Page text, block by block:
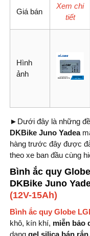
Giá bán
Xem chi
tiết
Hình
ảnh
►Dưới đây là những
DKBike Juno Yadea
hàng trước đây được
theo xe ban đầu cùng
Bình ắc quy
DKBike Juno
(12V-15Ah)
Bình ắc quy Globe
khô, kín khí, miễn bảo